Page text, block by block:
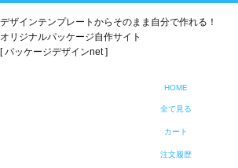
デザインテンプレートからそのまま自分で作れる！
オリジナルパッケージ自作サイト
[ パッケージデザインnet ]
HOME
全て見る
カート
注文履歴